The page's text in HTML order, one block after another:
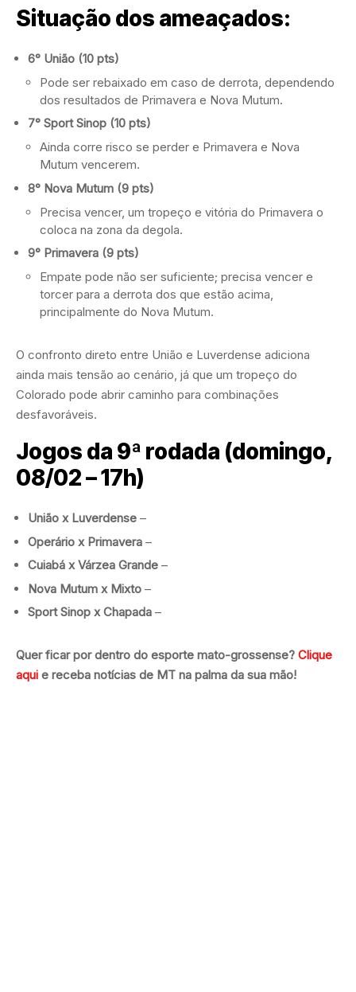
Situação dos ameaçados:
6° União (10 pts)
Pode ser rebaixado em caso de derrota, dependendo
dos resultados de Primavera e Nova Mutum.
7° Sport Sinop (10 pts)
Ainda corre risco se perder e Primavera e Nova
Mutum vencerem.
8° Nova Mutum (9 pts)
Precisa vencer, um tropeço e vitória do Primavera o
coloca na zona da degola.
9° Primavera (9 pts)
Empate pode não ser suficiente; precisa vencer e
torcer para a derrota dos que estão acima,
principalmente do Nova Mutum.
O confronto direto entre União e Luverdense adiciona
ainda mais tensão ao cenário, já que um tropeço do
Colorado pode abrir caminho para combinações
desfavoráveis.
Jogos da 9ª rodada (domingo,
08/02 – 17h)
União x Luverdense –
Operário x Primavera –
Cuiabá x Várzea Grande –
Nova Mutum x Mixto –
Sport Sinop x Chapada –
Quer ficar por dentro do esporte mato-grossense? Clique
aqui e receba notícias de MT na palma da sua mão!